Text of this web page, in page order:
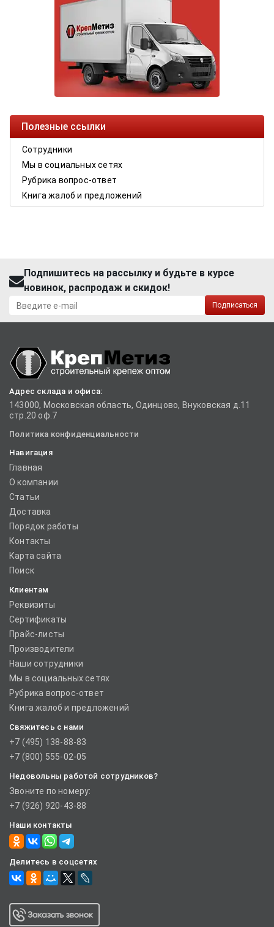
Полезные ссылки
Сотрудники
Мы в социальных сетях
Рубрика вопрос-ответ
Книга жалоб и предложений
Подпишитесь на рассылку и будьте в курсе
новинок, распродаж и скидок!
Подписаться
Адрес склада и офиса:
143000, Московская область, Одинцово, Внуковская д.11
стр.20 оф.7
Политика конфиденциальности
Навигация
Главная
О компании
Статьи
Доставка
Порядок работы
Контакты
Карта сайта
Поиск
Клиентам
Реквизиты
Сертификаты
Прайс-листы
Производители
Наши сотрудники
Мы в социальных сетях
Рубрика вопрос-ответ
Книга жалоб и предложений
Свяжитесь с нами
+7 (495) 138-88-83
+7 (800) 555-02-05
Недовольны работой сотрудников?
Звоните по номеру:
+7 (926) 920-43-88
Наши контакты
Делитесь в соцсетях